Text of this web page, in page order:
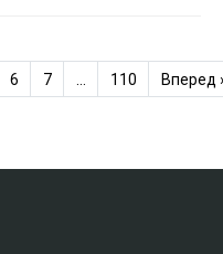
6 7 110 Вперед